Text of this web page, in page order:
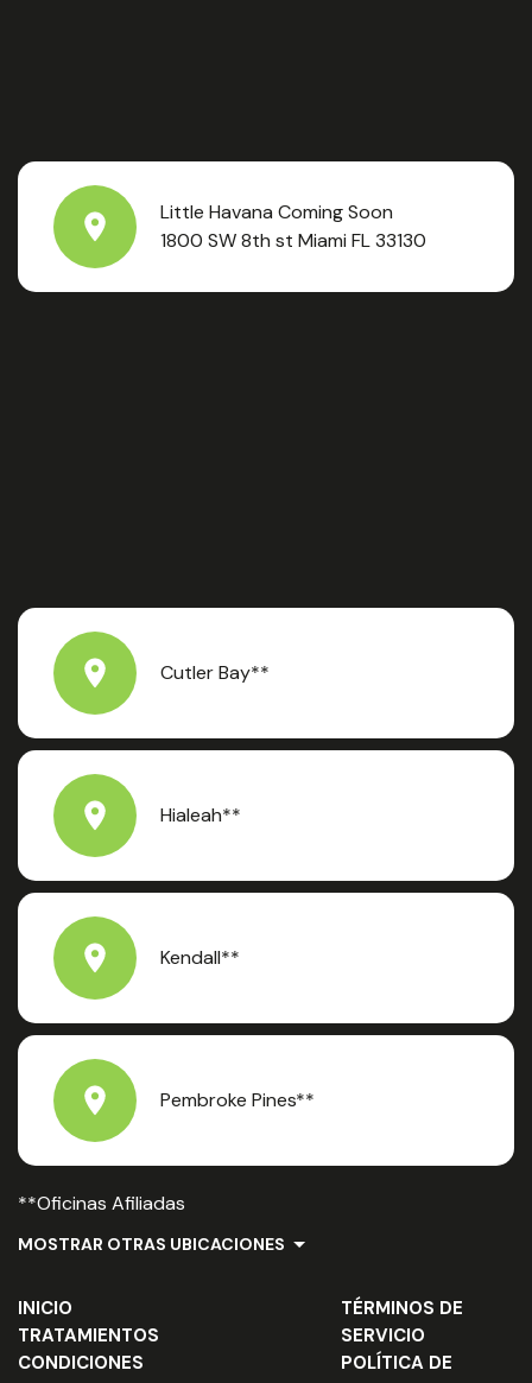
Little Havana Coming Soon
1800 SW 8th st Miami FL 33130
Cutler Bay**
Hialeah**
Kendall**
Pembroke Pines**
**Oficinas Afiliadas
MOSTRAR OTRAS UBICACIONES
INICIO
TRATAMIENTOS
CONDICIONES
TÉRMINOS DE
SERVICIO
POLÍTICA DE